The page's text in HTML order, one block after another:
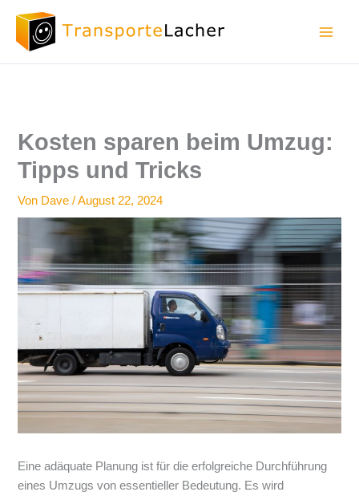
springen
Kosten sparen beim Umzug:
Tipps und Tricks
Von Dave/August 22, 2024
Eine adäquate Planung ist für die erfolgreiche Durchführung
eines Umzugs von essentieller Bedeutung. Es wird